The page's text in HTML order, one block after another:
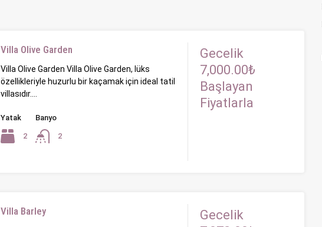
Villa Olive Garden
Villa Olive Garden Villa Olive Garden, lüks
özellikleriyle huzurlu bir kaçamak için ideal tatil
villasıdır.…
Yatak
2
Banyo
2
Gecelik
7,000.00₺
Başlayan
Fiyatlarla
Villa Barley
Gecelik